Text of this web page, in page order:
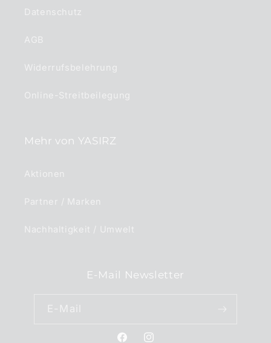
Datenschutz
AGB
Widerrufsbelehrung
Online-Streitbeilegung
Mehr von YASIRZ
Aktionen
Partner / Marken
Nachhaltigkeit / Umwelt
E-Mail Newsletter
E-Mail